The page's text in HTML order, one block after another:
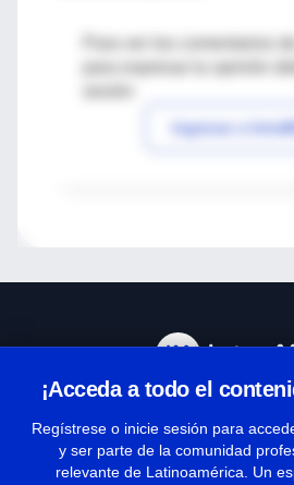
Para ver los comentarios
Ingresar a
¡Acceda a todo el
Regístrese o inicie sesión para
y ser parte de la comunidad
relevante de Latinoamérica. Un